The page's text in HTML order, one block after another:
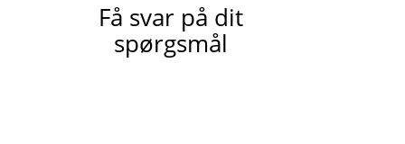
Få svar på dit
spørgsmål